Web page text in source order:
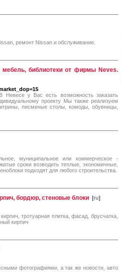
ремонт Nissan и обслуживание.
библиотеки от фирмы Neves.
Невесе у Вас есть возможность заказать
проекту Мы также реализуем
писменые столы, комоды, обувницы,
муниципальное или коммерческое -
сроки возводить теплые, экономичные,
подходят для любого строительства.
бордюр, стеновые блоки [ru]
тротуарная плитка, фасад, брусчатка,
кирпич
фотографиями, а так же новости, авто